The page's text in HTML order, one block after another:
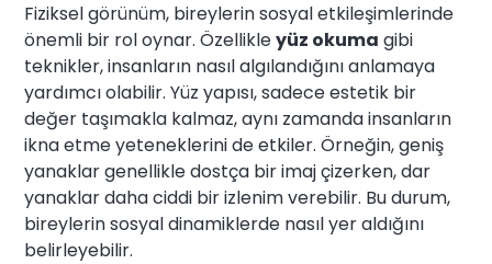
Fiziksel görünüm, bireylerin sosyal etkileşimlerinde
önemli bir rol oynar. Özellikleyüz okuma gibi
teknikler, insanların nasıl algılandığını anlamaya
yardımcı olabilir. Yüz yapısı, sadece estetik bir
değer taşımakla kalmaz, aynı zamanda insanların
ikna etme yeteneklerini de etkiler. Örneğin, geniş
yanaklar genellikle dostça bir imaj çizerken, dar
yanaklar daha ciddi bir izlenim verebilir. Bu durum,
bireylerin sosyal dinamiklerde nasıl yer aldığını
belirleyebilir.